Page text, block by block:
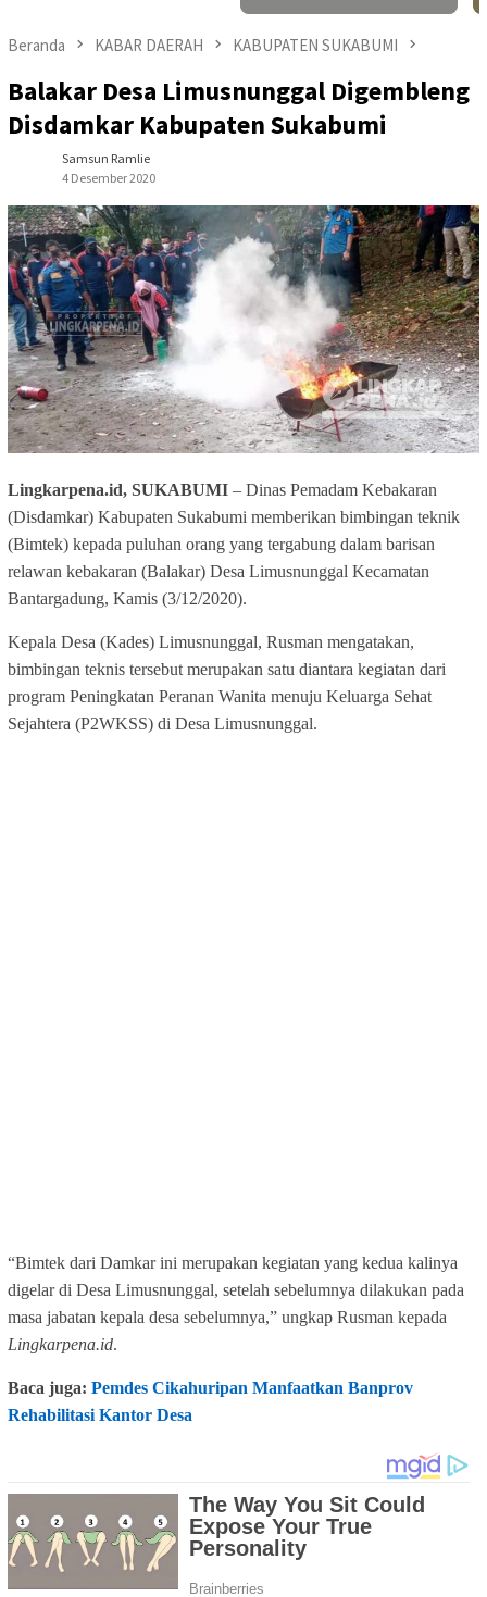
Beranda KABAR DAERAH KABUPATEN SUKABUMI
Balakar Desa Limusnunggal Digembleng
Disdamkar Kabupaten Sukabumi
Samsun Ramlie
4 Desember 2020
Lingkarpena.id, SUKABUMI – Dinas Pemadam Kebakaran
(Disdamkar) Kabupaten Sukabumi memberikan bimbingan teknik
(Bimtek) kepada puluhan orang yang tergabung dalam barisan
relawan kebakaran (Balakar) Desa Limusnunggal Kecamatan
Bantargadung, Kamis (3/12/2020).
Kepala Desa (Kades) Limusnunggal, Rusman mengatakan,
bimbingan teknis tersebut merupakan satu diantara kegiatan dari
program Peningkatan Peranan Wanita menuju Keluarga Sehat
Sejahtera (P2WKSS) di Desa Limusnunggal.
“Bimtek dari Damkar ini merupakan kegiatan yang kedua kalinya
digelar di Desa Limusnunggal, setelah sebelumnya dilakukan pada
masa jabatan kepala desa sebelumnya,” ungkap Rusman kepada
Lingkarpena.id.
Baca juga: Pemdes Cikahuripan Manfaatkan Banprov
Rehabilitasi Kantor Desa